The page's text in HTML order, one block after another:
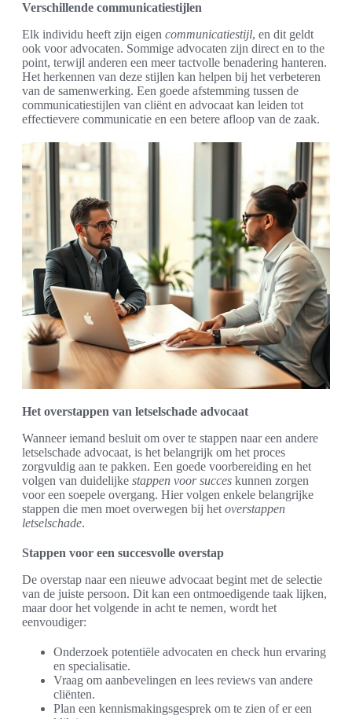
Verschillende communicatiestijlen
Elk individu heeft zijn eigen communicatiestijl, en dit geldt
ook voor advocaten. Sommige advocaten zijn direct en to the
point, terwijl anderen een meer tactvolle benadering hanteren.
Het herkennen van deze stijlen kan helpen bij het verbeteren
van de samenwerking. Een goede afstemming tussen de
communicatiestijlen van cliënt en advocaat kan leiden tot
effectievere communicatie en een betere afloop van de zaak.
Het overstappen van letselschade advocaat
Wanneer iemand besluit om over te stappen naar een andere
letselschade advocaat, is het belangrijk om het proces
zorgvuldig aan te pakken. Een goede voorbereiding en het
volgen van duidelijke stappen voor succes kunnen zorgen
voor een soepele overgang. Hier volgen enkele belangrijke
stappen die men moet overwegen bij het overstappen
letselschade.
Stappen voor een succesvolle overstap
De overstap naar een nieuwe advocaat begint met de selectie
van de juiste persoon. Dit kan een ontmoedigende taak lijken,
maar door het volgende in acht te nemen, wordt het
eenvoudiger:
Onderzoek potentiële advocaten en check hun ervaring
en specialisatie.
Vraag om aanbevelingen en lees reviews van andere
cliënten.
Plan een kennismakingsgesprek om te zien of er een